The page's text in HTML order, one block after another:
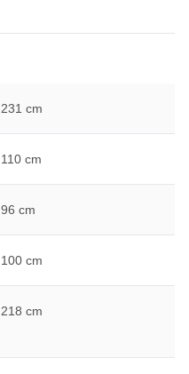
231 cm
110 cm
96 cm
100 cm
218 cm